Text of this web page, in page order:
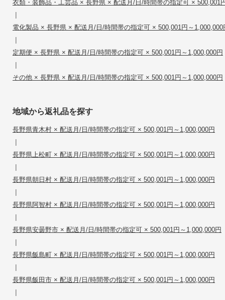
衣類・装飾品・工芸品 × 長野県 × 配送月/日/時間帯の指定可 × 500,001
|
電化製品 × 長野県 × 配送月/日/時間帯の指定可 × 500,001円～1,000,000
|
定期便 × 長野県 × 配送月/日/時間帯の指定可 × 500,001円～1,000,000円
|
その他 × 長野県 × 配送月/日/時間帯の指定可 × 500,001円～1,000,000円
地域から返礼品を探す
長野県青木村 × 配送月/日/時間帯の指定可 × 500,001円～1,000,000円
|
長野県上松町 × 配送月/日/時間帯の指定可 × 500,001円～1,000,000円
|
長野県朝日村 × 配送月/日/時間帯の指定可 × 500,001円～1,000,000円
|
長野県阿智村 × 配送月/日/時間帯の指定可 × 500,001円～1,000,000円
|
長野県安曇野市 × 配送月/日/時間帯の指定可 × 500,001円～1,000,000円
|
長野県飯島町 × 配送月/日/時間帯の指定可 × 500,001円～1,000,000円
|
長野県飯田市 × 配送月/日/時間帯の指定可 × 500,001円～1,000,000円
|